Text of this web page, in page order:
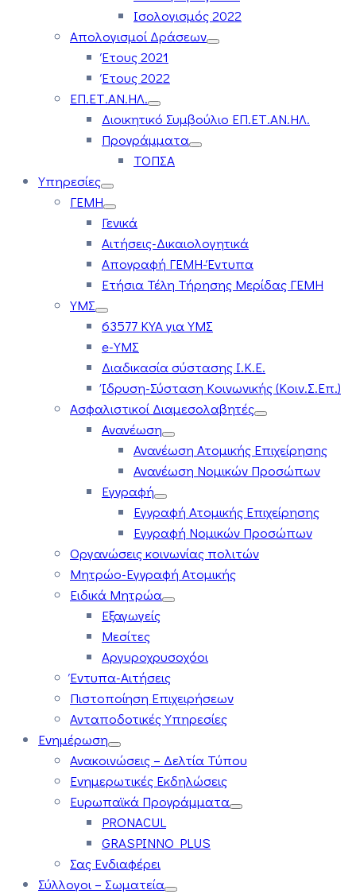
Ισολογισμός 2022
Απολογισμοί Δράσεων
Έτους 2021
Έτους 2022
ΕΠ.ΕΤ.ΑΝ.ΗΛ.
Διοικητικό Συμβούλιο ΕΠ.ΕΤ.ΑΝ.ΗΛ.
Προγράμματα
ΤΟΠΣΑ
Υπηρεσίες
ΓΕΜΗ
Γενικά
Αιτήσεις-Δικαιολογητικά
Απογραφή ΓΕΜΗ-Έντυπα
Ετήσια Τέλη Τήρησης Μερίδας ΓΕΜΗ
ΥΜΣ
63577 ΚΥΑ για ΥΜΣ
e-ΥΜΣ
Διαδικασία σύστασης Ι.Κ.Ε.
Ίδρυση-Σύσταση Κοινωνικής (Κοιν.Σ.Επ.)
Ασφαλιστικοί Διαμεσολαβητές
Ανανέωση
Ανανέωση Ατομικής Επιχείρησης
Ανανέωση Νομικών Προσώπων
Εγγραφή
Εγγραφή Ατομικής Επιχείρησης
Εγγραφή Νομικών Προσώπων
Οργανώσεις κοινωνίας πολιτών
Μητρώο-Εγγραφή Ατομικής
Ειδικά Μητρώα
Εξαγωγείς
Μεσίτες
Αργυροχρυσοχόοι
Έντυπα-Αιτήσεις
Πιστοποίηση Επιχειρήσεων
Ανταποδοτικές Υπηρεσίες
Ενημέρωση
Ανακοινώσεις – Δελτία Τύπου
Ενημερωτικές Εκδηλώσεις
Ευρωπαϊκά Προγράμματα
PRONACUL
GRASPINNO PLUS
Σας Ενδιαφέρει
Σύλλογοι – Σωματεία